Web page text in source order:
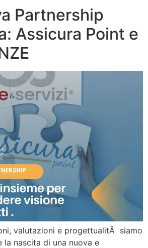
Partnership
Assicura Point e
valutazioni e progettualitÃ siamo
nascita di una nuova e